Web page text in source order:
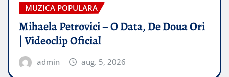
MUZICA POPULARA
Mihaela Petrovici – O Data, De Doua Ori
| Videoclip Oficial
admin aug. 5, 2026